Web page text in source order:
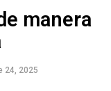
manera
24, 2025